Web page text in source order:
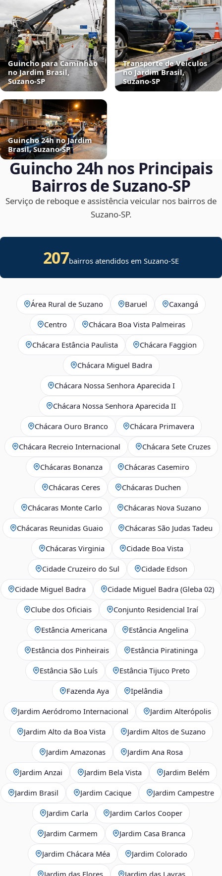
Guincho para Caminhão
no Jardim Brasil,
Suzano‑SP
Transporte de Veículos
no Jardim Brasil,
Suzano‑SP
Guincho 24h no Jardim
Brasil, Suzano‑SP
Guincho 24h nos Principais
Bairros de Suzano‑SP
Serviço de reboque e assistência veicular nos bairros de
Suzano‑SP.
207bairros atendidos emSuzano-SE
Área Rural de Suzano Baruel Caxangá
Centro Chácara Boa Vista Palmeiras
Chácara Estância Paulista Chácara Faggion
Chácara Miguel Badra
Chácara Nossa Senhora Aparecida I
Chácara Nossa Senhora Aparecida II
Chácara Ouro Branco Chácara Primavera
Chácara Recreio Internacional Chácara Sete Cruzes
Chácaras Bonanza Chácaras Casemiro
Chácaras Ceres Chácaras Duchen
Chácaras Monte Carlo Chácaras Nova Suzano
Chácaras Reunidas Guaio Chácaras São Judas Tadeu
Chácaras Virginia Cidade Boa Vista
Cidade Cruzeiro do Sul Cidade Edson
Cidade Miguel Badra Cidade Miguel Badra (Gleba 02)
Clube dos Oficiais Conjunto Residencial Iraí
Estância Americana Estância Angelina
Estância dos Pinheirais Estância Piratininga
Estância São Luís Estância Tijuco Preto
Fazenda Aya Ipelândia
Jardim Aeródromo Internacional Jardim Alterópolis
Jardim Alto da Boa Vista Jardim Altos de Suzano
Jardim Amazonas Jardim Ana Rosa
Jardim Anzai Jardim Bela Vista Jardim Belém
Jardim Brasil Jardim Cacique Jardim Campestre
Jardim Carla Jardim Carlos Cooper
Jardim Carmem Jardim Casa Branca
Jardim Chácara Méa Jardim Colorado
Jardim das Flores Jardim das Lavras